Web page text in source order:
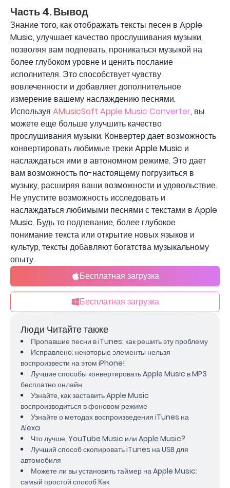
Часть 4. Вывод
Знание того, как отображать тексты песен в Apple
Music, улучшает качество прослушивания музыки,
позволяя вам подпевать, проникаться музыкой на
более глубоком уровне и ценить послание
исполнителя. Это способствует чувству
вовлеченности и добавляет дополнительное
измерение вашему наслаждению песнями.
Используя AMusicSoft Apple Music Converter, вы
можете еще больше улучшить качество
прослушивания музыки. Конвертер дает возможность
конвертировать любимые треки Apple Music и
наслаждаться ими в автономном режиме. Это дает
вам возможность по-настоящему погрузиться в
музыку, расширяя ваши возможности и удовольствие.
Не упустите возможность исследовать и
наслаждаться любимыми песнями с текстами в Apple
Music. Будь то подпевание, более глубокое
понимание текста или открытие новых языков и
культур, тексты добавляют богатства музыкальному
опыту.
Бесплатная загрузка
Бесплатная загрузка
Люди Читайте также
Пропавшие песни в iTunes: как решить эту проблему
Исправлено: некоторые элементы нельзя
воспроизвести на этом iPhone!
Лучшие способы конвертировать Apple Music в MP3
бесплатно онлайн
Узнайте, как заставить Apple Music
воспроизводиться в фоновом режиме
Узнайте о методах воспроизведения iTunes на
Alexa
Что лучше, YouTube Music или Apple Music?
Лучший способ скопировать iTunes на USB для
автомобиля
Можете ли вы установить таймер на Apple Music:
самый простой способ Как